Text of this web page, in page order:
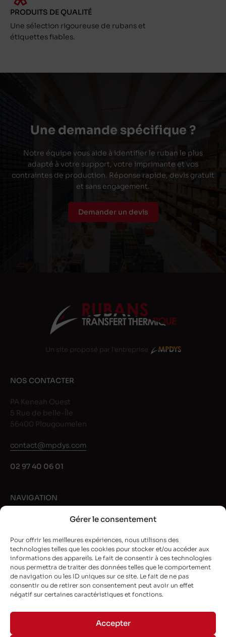
Gérer le consentement
Pour offrir les meilleures expériences, nous utilisons des
technologies telles que les cookies pour stocker et/ou accéder aux
informations des appareils. Le fait de consentir à ces technologies
nous permettra de traiter des données telles que le comportement
de navigation ou les ID uniques sur ce site. Le fait de ne pas
consentir ou de retirer son consentement peut avoir un effet
négatif sur certaines caractéristiques et fonctions.
Accepter
PRODUITS DE QUALITÉ
Une sélection rigoureuse de rubans et
étiquettes fiables.
Une demande spécifique ?
Notre équipe vous aide à identifier le ruban le plus
adapté à votre support, votre imprimante et vos
contraintes de production. Réponse rapide, devis gratuit
et sans engagement.
Demander un devis
Un site proposé par l'entreprise
NOS CONTACTER
PA Keneah Ouest
5 Rue de belle-Île
56400 Plougoumelen
contact@mpdys.com
02 97 40 06 01
NAVIGATION
Nos marques
Guide et conseils
L’entreprise
NEWSLETTER